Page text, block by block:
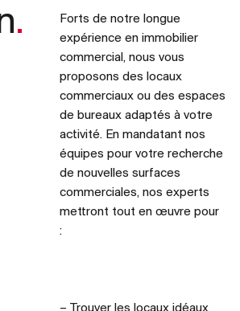
.
Forts de notre longue
expérience en immobilier
commercial, nous vous
proposons des locaux
commerciaux ou des espaces
de bureaux adaptés à votre
activité. En mandatant nos
équipes pour votre recherche
de nouvelles surfaces
commerciales, nos experts
mettront tout en œuvre pour
: